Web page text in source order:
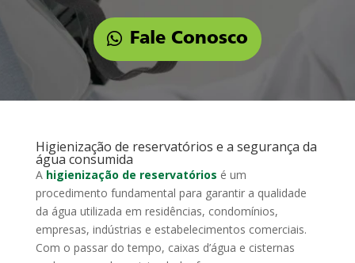
Fale Conosco
Higienização de reservatórios e a segurança da
água consumida
A higienização de reservatórios é um
procedimento fundamental para garantir a qualidade
da água utilizada em residências, condomínios,
empresas, indústrias e estabelecimentos comerciais.
Com o passar do tempo, caixas d’água e cisternas